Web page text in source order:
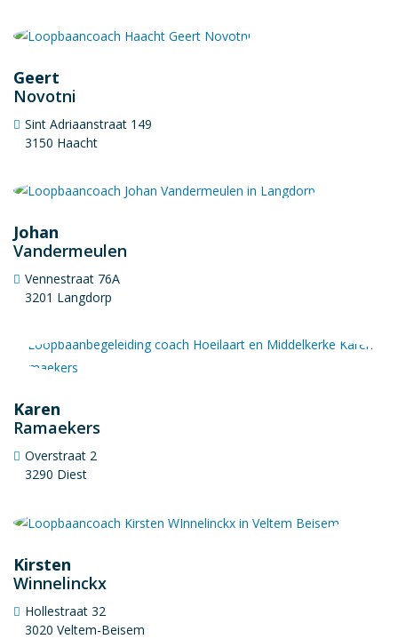
Geert
Novotni
Sint Adriaanstraat 149
3150 Haacht
Johan
Vandermeulen
Vennestraat 76A
3201 Langdorp
Karen
Ramaekers
Overstraat 2
3290 Diest
Kirsten
Winnelinckx
Hollestraat 32
3020 Veltem-Beisem